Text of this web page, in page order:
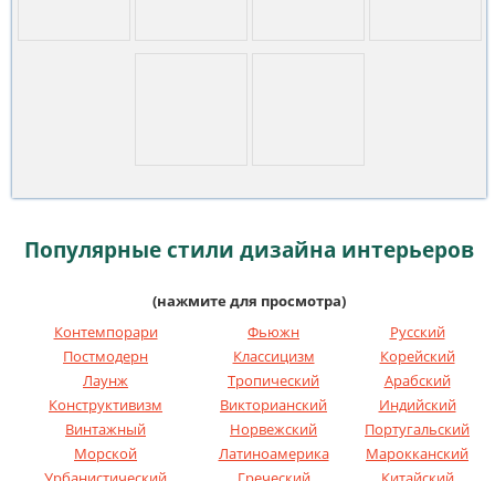
Популярные стили дизайна интерьеров
(нажмите для просмотра)
Контемпорари
Фьюжн
Русский
Постмодерн
Классицизм
Корейский
Лаунж
Тропический
Арабский
Конструктивизм
Викторианский
Индийский
Винтажный
Норвежский
Португальский
Морской
Латиноамерика
Марокканский